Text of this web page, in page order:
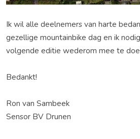
Ik wil alle deelnemers van harte
gezellige mountainbike dag en ik
volgende editie wederom mee te
Bedankt!
Ron van Sambeek
Sensor BV Drunen